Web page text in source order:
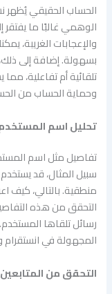
الحساب الحقيقي يُظهر
الوهمي غالبًا ما يفتقر
والإعجابات الغريبة،
بسهولة. إضافة إلى
تلقائية أم تفاعلية،
وحماية الحساب من
تحليل اسم المستخدم
تفاصيل مثل اسم
سبيل المثال، قد
منطقية. بالتالي،
التحقق من هذه
رسائل تلقاها
المجهولة في انستقرام
التحقق من